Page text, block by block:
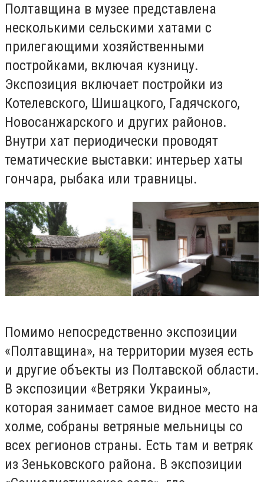
Полтавщина в музее представлена
несколькими сельскими хатами с
прилегающими хозяйственными
постройками, включая кузницу.
Экспозиция включает постройки из
Котелевского, Шишацкого, Гадячского,
Новосанжарского и других районов.
Внутри хат периодически проводят
тематические выставки: интерьер хаты
гончара, рыбака или травницы.
Помимо непосредственно экспозиции
«Полтавщина», на территории музея есть
и другие объекты из Полтавской области.
В экспозиции «Ветряки Украины»,
которая занимает самое видное место на
холме, собраны ветряные мельницы со
всех регионов страны. Есть там и ветряк
из Зеньковского района. В экспозиции